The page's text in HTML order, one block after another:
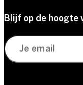
Blijf op de hoogte